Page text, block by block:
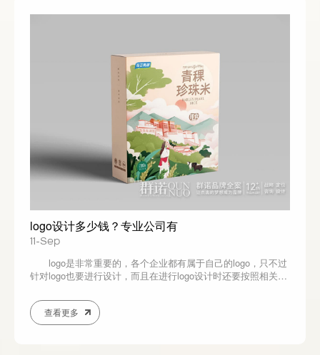
logo设计多少钱？专业公司有
11-Sep
logo是非常重要的，各个企业都有属于自己的logo，只不过
针对logo也要进行设计，而且在进行logo设计时还要按照相关的
审核中带来影响，严重的情况下还无法实现审核通过，所以在这
种情况下对logo设计也就有更高的要求，不过一般情况下这种
logo设计都是通过专...
查看更多